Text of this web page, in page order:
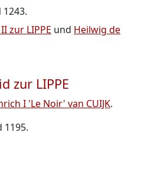
.
zur LIPPE und Heilwig de
zur LIPPE
I 'Le Noir' van CUIJK.
1195.